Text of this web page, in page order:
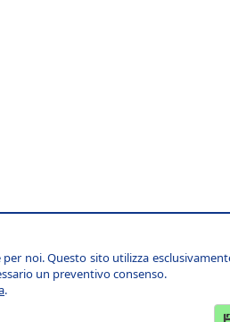
noi. Questo sito utilizza
un preventivo consenso.
.